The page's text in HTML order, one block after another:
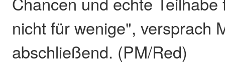
nicht für wenige", versprach
abschließend. (PM/Red)